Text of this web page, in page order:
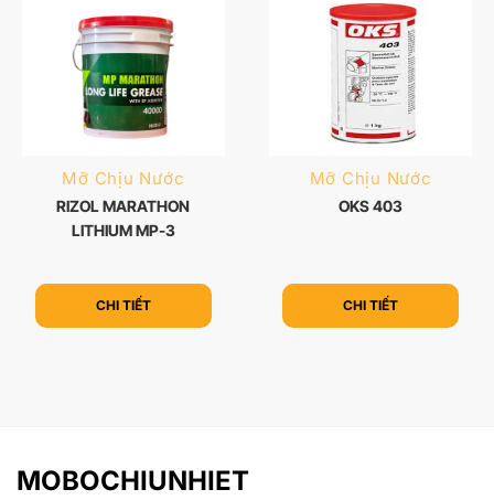
Mỡ Chịu Nước
RIZOL MARATHON
LITHIUM MP-3
CHI TIẾT
Mỡ Chịu Nước
OKS 403
CHI TIẾT
MOBOCHIUNHIET